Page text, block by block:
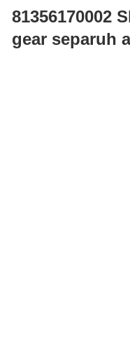
Gear Shacman 81356170002 Shaanxi Auto M3000 Gear HPU
Aci
81356170002
gear separuh